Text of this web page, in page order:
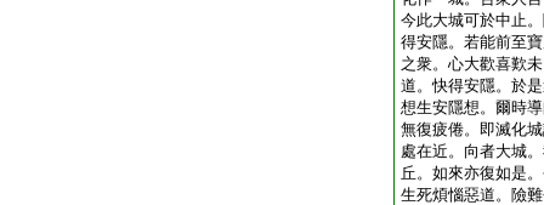
今此大城可於中止
得安隱。若能前至
之衆。心大歡喜歎
道。快得安隱。於
想生安隱想。爾時
無復疲倦。即滅化
處在近。向者大城
丘。如來亦復如是
生死煩惱惡道。險